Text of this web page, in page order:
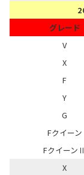
グレード
V
X
F
Y
G
Fクイーン
FクイーンⅡ
X